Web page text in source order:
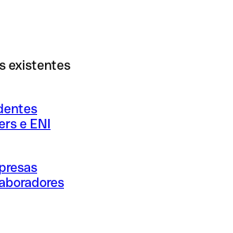
existentes
e ENI